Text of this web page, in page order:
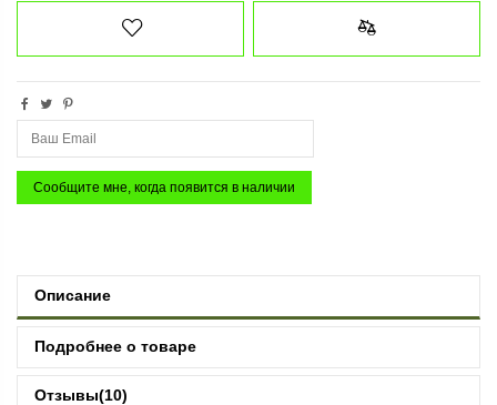
Описание
Подробнее о товаре
Отзывы(10)